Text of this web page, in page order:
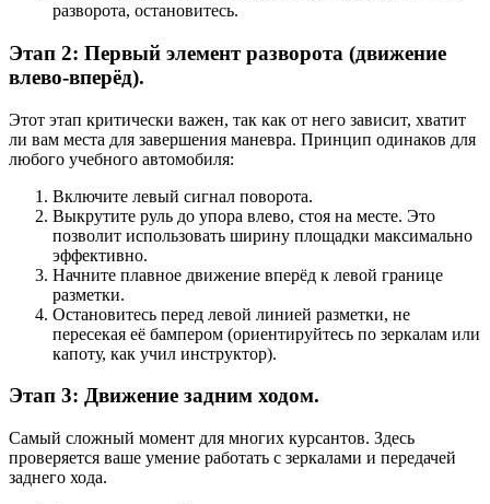
разворота, остановитесь.
Этап 2: Первый элемент разворота (движение
влево-вперёд).
Этот этап критически важен, так как от него зависит, хватит
ли вам места для завершения маневра. Принцип одинаков для
любого учебного автомобиля:
Включите левый сигнал поворота.
Выкрутите руль до упора влево, стоя на месте. Это
позволит использовать ширину площадки максимально
эффективно.
Начните плавное движение вперёд к левой границе
разметки.
Остановитесь перед левой линией разметки, не
пересекая её бампером (ориентируйтесь по зеркалам или
капоту, как учил инструктор).
Этап 3: Движение задним ходом.
Самый сложный момент для многих курсантов. Здесь
проверяется ваше умение работать с зеркалами и передачей
заднего хода.